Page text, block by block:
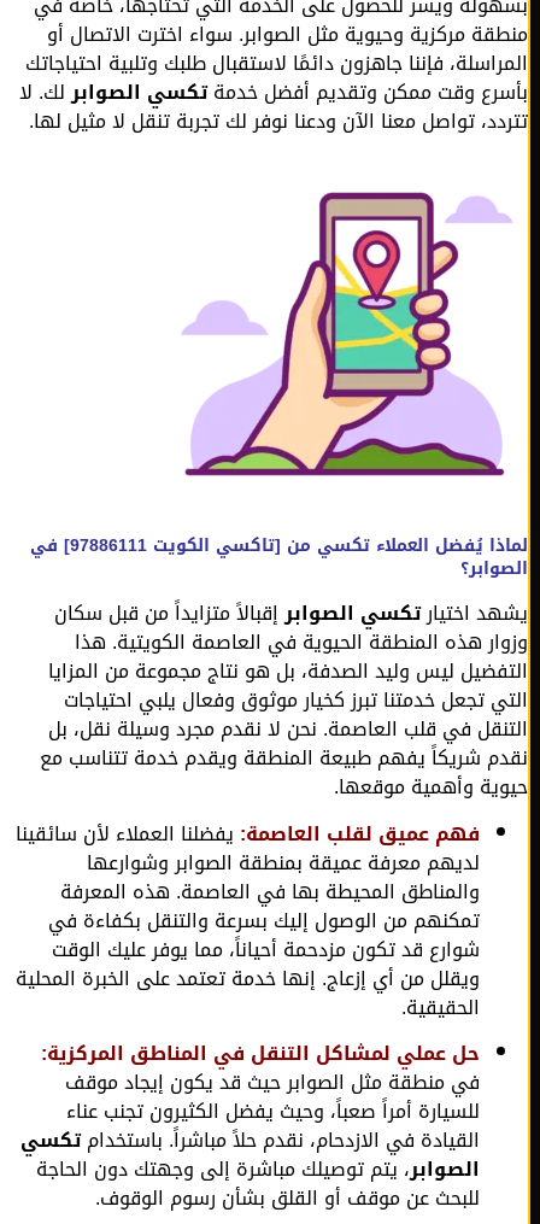
مركزية وحيوية مثل الصوابر. سواء اخترت الاتصال أو
فإننا جاهزون دائمًا لاستقبال طلبك وتلبية احتياجاتك
وقت ممكن وتقديم أفضل خدمةتكسي الصوابرلك. لا
تواصل معنا الآن ودعنا نوفر لك تجربة تنقل لا مثيل لها.
لماذا يُفضل العملاء تكسي من [تاكسي الكويت 97886111] في
اختيارتكسي الصوابرإقبالاً متزايداً من قبل سكان
هذه المنطقة الحيوية في العاصمة الكويتية. هذا
ليس وليد الصدفة، بل هو نتاج مجموعة من المزايا
تجعل خدمتنا تبرز كخيار موثوق وفعال يلبي احتياجات
في قلب العاصمة. نحن لا نقدم مجرد وسيلة نقل، بل
شريكاً يفهم طبيعة المنطقة ويقدم خدمة تتناسب مع
وأهمية موقعها.
فهم عميق لقلب العاصمة:يفضلنا العملاء لأن سائقينا
لديهم معرفة عميقة بمنطقة الصوابر وشوارعها
والمناطق المحيطة بها في العاصمة. هذه المعرفة
تمكنهم من الوصول إليك بسرعة والتنقل بكفاءة في
شوارع قد تكون مزدحمة أحياناً، مما يوفر عليك الوقت
ويقلل من أي إزعاج. إنها خدمة تعتمد على الخبرة المحلية
الحقيقية.
حل عملي لمشاكل التنقل في المناطق المركزية:
في منطقة مثل الصوابر حيث قد يكون إيجاد موقف
للسيارة أمراً صعباً، وحيث يفضل الكثيرون تجنب عناء
القيادة في الازدحام، نقدم حلاً مباشراً. باستخدامتكسي
الصوابر، يتم توصيلك مباشرة إلى وجهتك دون الحاجة
للبحث عن موقف أو القلق بشأن رسوم الوقوف.